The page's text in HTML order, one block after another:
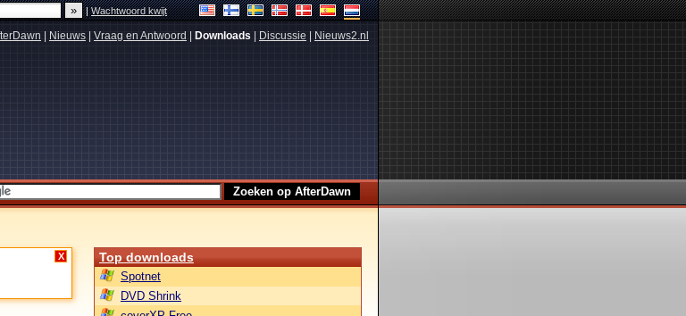
|Wachtwoord kwijt
Nieuws Vraag en Antwoord Downloads Discussie Nieuws2.nl
X Top downloads
Spotnet
DVD Shrink